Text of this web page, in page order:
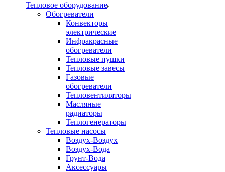
Тепловое оборудование
Обогреватели
Конвекторы
электрические
Инфракрасные
обогреватели
Тепловые пушки
Тепловые завесы
Газовые
обогреватели
Тепловентиляторы
Масляные
радиаторы
Теплогенераторы
Тепловые насосы
Воздух-Воздух
Воздух-Вода
Грунт-Вода
Аксессуары